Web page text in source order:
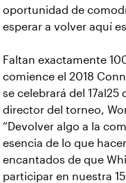
oportunidad de
esperar a volver aquí
Faltan exactamente
comience el 2018
se celebrará del 17al25
director del torneo,
“Devolver algo a la
esencia de lo que
encantados de que
participar en nuestra